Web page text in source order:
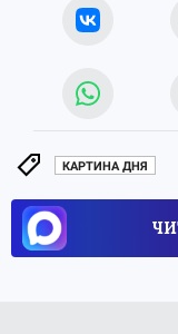
КАРТИНА ДНЯ